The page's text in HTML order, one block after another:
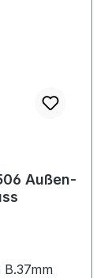
Außen-